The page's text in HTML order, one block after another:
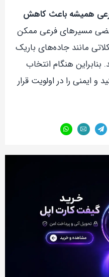
همیشه باعث کاهش
مسیرهای فرعی ممکن
مانند جاده‌های باریک
بنابراین هنگام انتخاب
و ایمنی را در اولویت قرار